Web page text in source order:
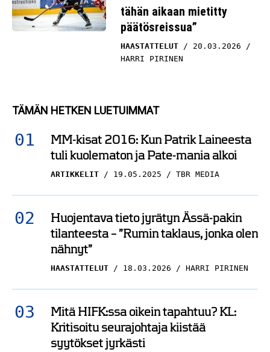
tähän aikaan mietitty
päätösreissua”
HAASTATTELUT
20.03.2026
HARRI PIRINEN
TÄMÄN HETKEN LUETUIMMAT
MM-kisat 2016: Kun Patrik Laineesta
tuli kuolematon ja Pate-mania alkoi
ARTIKKELIT 19.05.2025 TBR MEDIA
Huojentava tieto jyrätyn Ässä-pakin
tilanteesta – ”Rumin taklaus, jonka olen
nähnyt”
HAASTATTELUT 18.03.2026 HARRI PIRINEN
Mitä HIFK:ssa oikein tapahtuu? KL:
Kritisoitu seurajohtaja kiistää
syytökset jyrkästi